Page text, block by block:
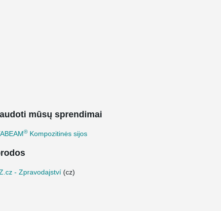
mūsų sprendimai
® Kompozitinės sijos
- Zpravodajství (cz)